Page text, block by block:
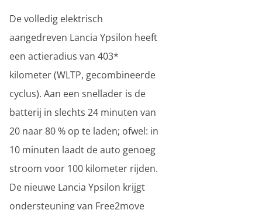
De volledig elektrisch
aangedreven Lancia Ypsilon heeft
een actieradius van 403*
kilometer (WLTP, gecombineerde
cyclus). Aan een snellader is de
batterij in slechts 24 minuten van
20 naar 80 % op te laden; ofwel: in
10 minuten laadt de auto genoeg
stroom voor 100 kilometer rijden.
De nieuwe Lancia Ypsilon krijgt
ondersteuning van Free2move